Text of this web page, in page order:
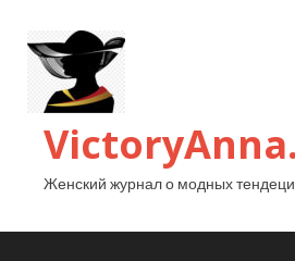
VictoryAnna.
Женский журнал о модных